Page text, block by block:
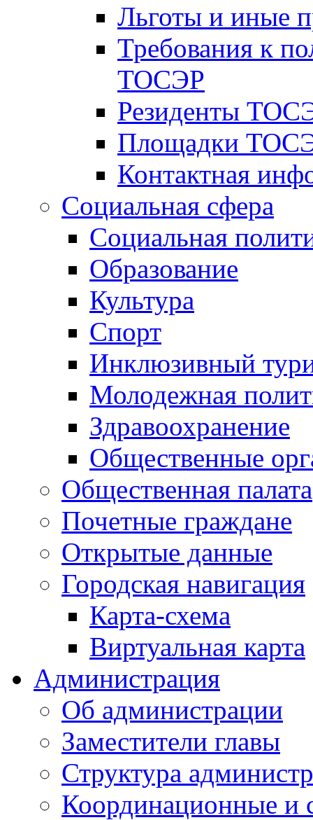
Льготы и иные
Требования к
ТОСЭР
Резиденты
Площадки
Контактная
Социальная сфера
Социальная
Образование
Культура
Спорт
Инклюзивный
Молодежная
Здравоохранение
Общественные
Общественная палата
Почетные граждане
Открытые данные
Городская навигация
Карта-схема
Виртуальная карта
Администрация
Об администрации
Заместители главы
Структура
Координационные и